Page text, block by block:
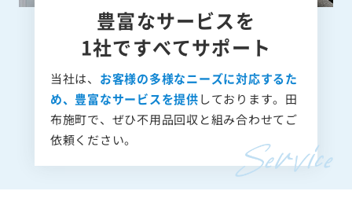
豊富なサービスを
1社ですべてサポート
当社は、 お客様の多様なニーズに対応するた
め、豊富なサービスを提供しております。田
布施町で、ぜひ不用品回収と組み合わせてご
依頼ください。